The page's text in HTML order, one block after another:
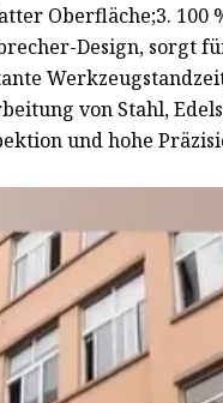
Oberfläche;3. 100
Design, sorgt
von Stahl,
und hohe